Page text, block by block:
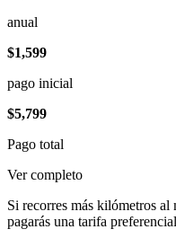
anual
$1,599
pago inicial
$5,799
Pago total
Ver completo
Si recorres más kilómetros al
pagarás una tarifa